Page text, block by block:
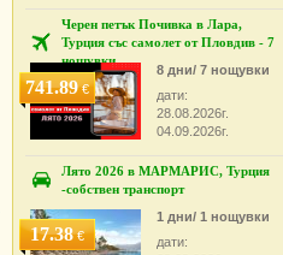
Черен петък Почивка в Лара,
Турция със самолет от Пловдив - 7
нощувки
741.89€
8 дни/ 7 нощувки
дати:
28.08.2026г.
04.09.2026г.
Лято 2026 в МАРМАРИС, Турция
-собствен транспорт
17.38€
1 дни/ 1 нощувки
дати: